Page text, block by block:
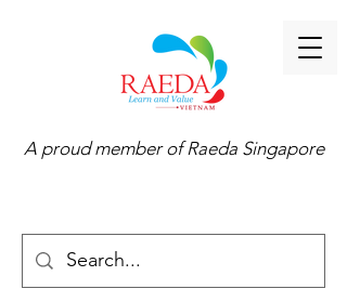
A proud member ofRaeda Singapore